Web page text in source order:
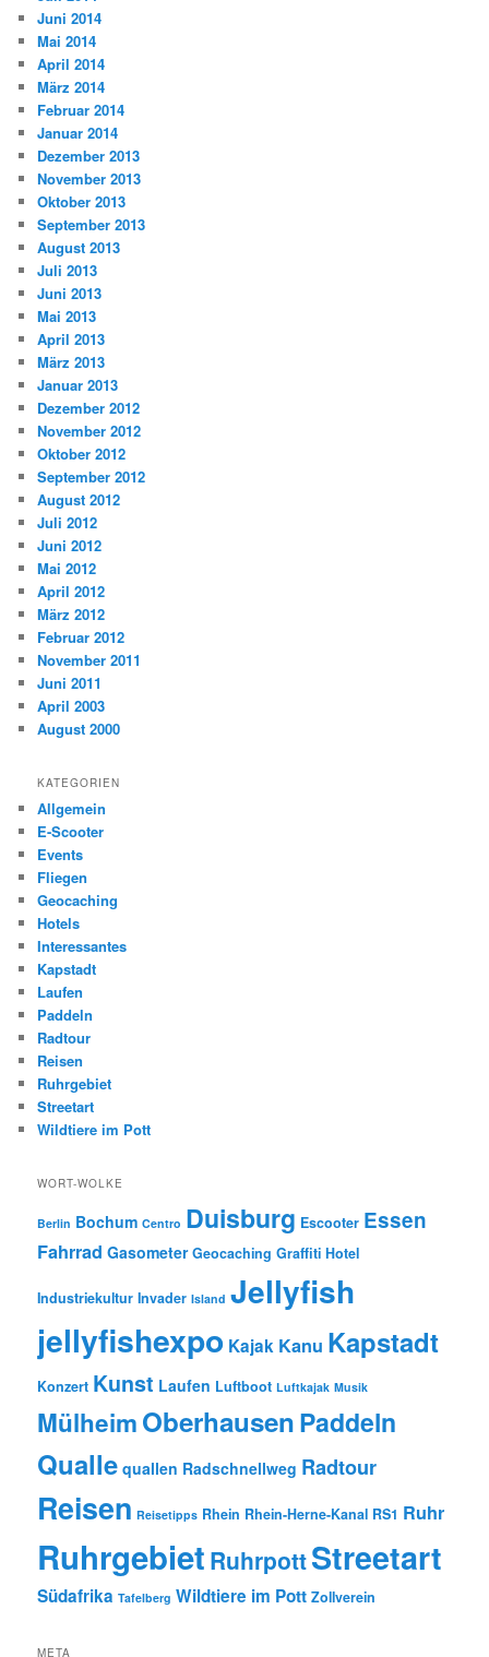
Juni 2014
Mai 2014
April 2014
März 2014
Februar 2014
Januar 2014
Dezember 2013
November 2013
Oktober 2013
September 2013
August 2013
Juli 2013
Juni 2013
Mai 2013
April 2013
März 2013
Januar 2013
Dezember 2012
November 2012
Oktober 2012
September 2012
August 2012
Juli 2012
Juni 2012
Mai 2012
April 2012
März 2012
Februar 2012
November 2011
Juni 2011
April 2003
August 2000
KATEGORIEN
Allgemein
E-Scooter
Events
Fliegen
Geocaching
Hotels
Interessantes
Kapstadt
Laufen
Paddeln
Radtour
Reisen
Ruhrgebiet
Streetart
Wildtiere im Pott
WORT-WOLKE
Berlin Bochum Centro Duisburg Escooter Essen
Fahrrad Gasometer Geocaching Graffiti Hotel
Industriekultur Invader Island Jellyfish
jellyfishexpo Kajak Kanu Kapstadt
Konzert Kunst Laufen Luftboot Luftkajak Musik
MülheimOberhausenPaddeln
Qualle quallen Radschnellweg Radtour
Reisen Reisetipps Rhein Rhein-Herne-Kanal RS1 Ruhr
Ruhrgebiet RuhrpottStreetart
Südafrika Tafelberg Wildtiere im Pott Zollverein
META